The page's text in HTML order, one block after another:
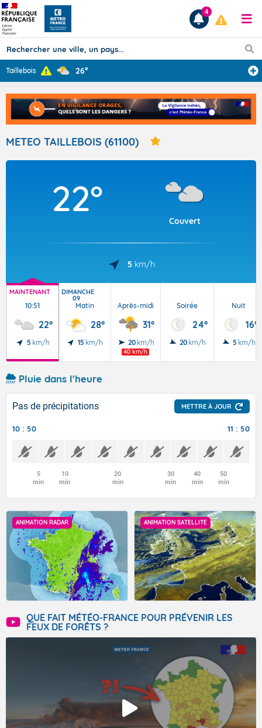
Prévisions
TOUS LES RÉSULTATS
Articles
4
Taillebois 26°
METEO TAILLEBOIS (61100)
22°
Couvert
5 km/h
MAINTENANT
10:51
22°
5 km/h
DIMANCHE
09
Matin
28°
15 km/h
Après-midi
31°
20 km/h
40 km/h
Soirée
24°
20 km/h
Nuit
16°
5 km/h
Pluie dans l'heure
Pas de précipitations METTRE À JOUR
10 : 50 11 : 50
5
min
10
min
20
min
30
min
40
min
50
min
ANIMATION RADAR ANIMATION SATELLITE
QUE FAIT MÉTÉO-FRANCE POUR PRÉVENIR LES
FEUX DE FORÊTS ?